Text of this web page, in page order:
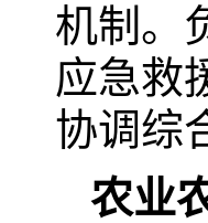
机制。
应急救
协调综
农业